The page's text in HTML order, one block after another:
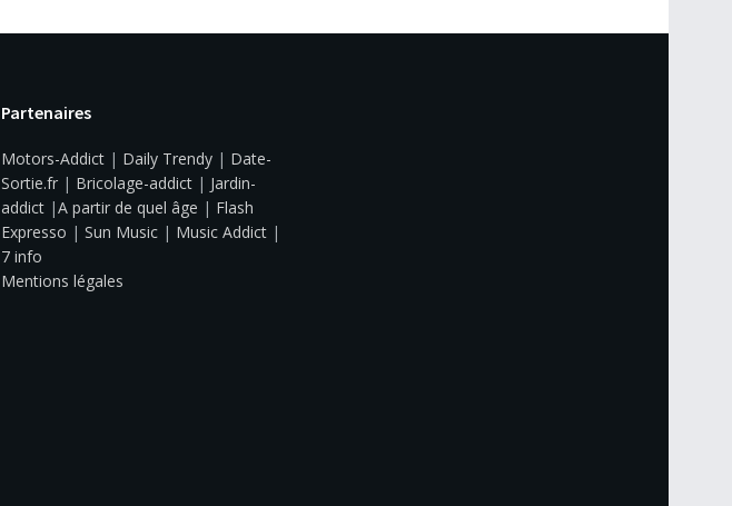
Partenaires
Motors-Addict | Daily Trendy | Date-
Sortie.fr | Bricolage-addict | Jardin-
addict |A partir de quel âge | Flash
Expresso | Sun Music | Music Addict |
7 info
Mentions légales